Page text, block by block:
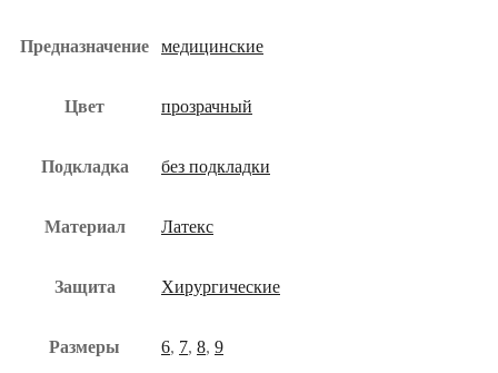
Предназначение медицинские
Цвет прозрачный
Подкладка без подкладки
Материал Латекс
Защита Хирургические
Размеры 6, 7, 8, 9